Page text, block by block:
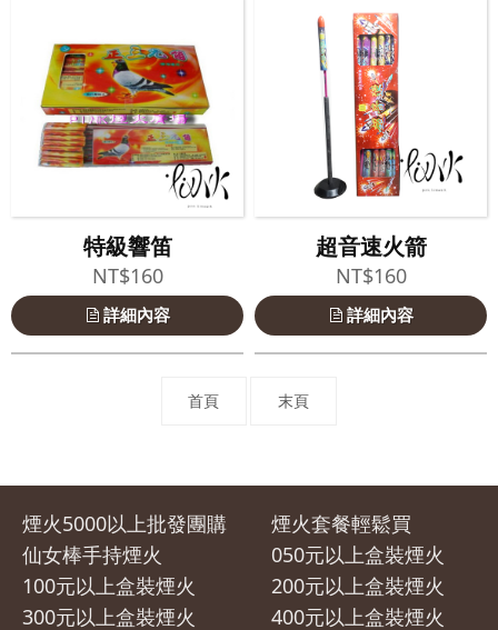
特級響笛
NT$160
詳細內容
超音速火箭
NT$160
詳細內容
首頁 末頁
煙火5000以上批發團購
煙火套餐輕鬆買
仙女棒手持煙火
050元以上盒裝煙火
100元以上盒裝煙火
200元以上盒裝煙火
300元以上盒裝煙火
400元以上盒裝煙火